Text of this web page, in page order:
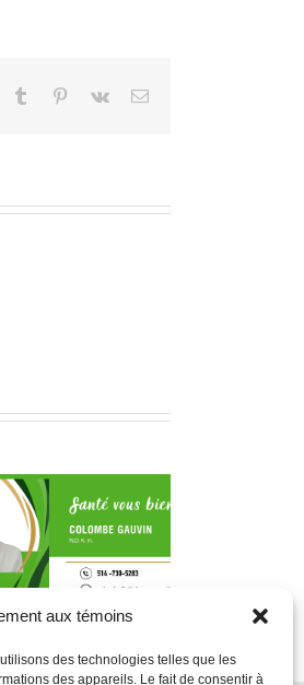
aux témoins
des technologies telles que les
des appareils. Le fait de consentir à
Tumblr Pinterest
Vk Courriel
La peau, outil de
croissance